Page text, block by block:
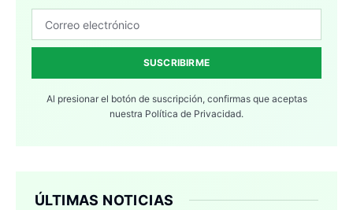
SUSCRIBIRME
Al presionar el botón de suscripción, confirmas que aceptas
nuestra Política de Privacidad.
ÚLTIMAS NOTICIAS